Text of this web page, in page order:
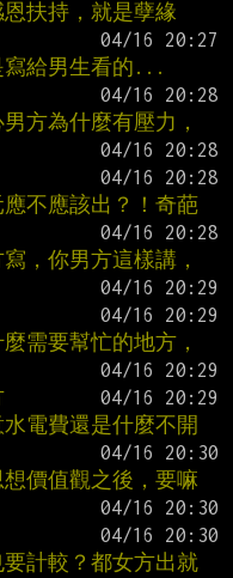
扶持，就是孽緣
給男生看的...
方為什麼有壓力，
不應該出？！奇葩
，你男方這樣講，
需要幫忙的地方，
電費還是什麼不開
價值觀之後，要嘛
計較？都女方出就